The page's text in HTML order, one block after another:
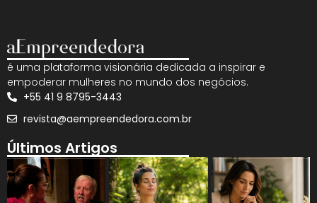
é uma plataforma visionária dedicada a inspirar e
empoderar mulheres no mundo dos negócios.
+55 41 9 8795-3443
revista@aempreendedora.com.br
Últimos Artigos